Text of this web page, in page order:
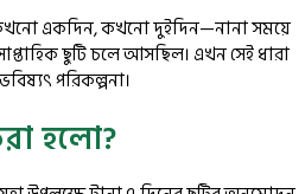
কখনো একদিন, কখনো দুইদিন—নানা সময়ে
ছুটি চলে আসছিল। এখন সেই ধারা
পরিকল্পনা।
হলো?